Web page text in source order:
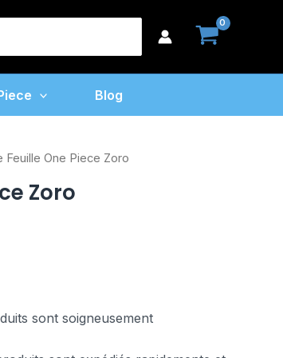
Blog
Feuille One Piece Zoro
Zoro
sont soigneusement